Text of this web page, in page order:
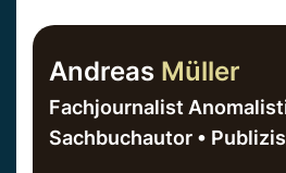
Andreas Müller
Fachjournalist
Sachbuchautor •